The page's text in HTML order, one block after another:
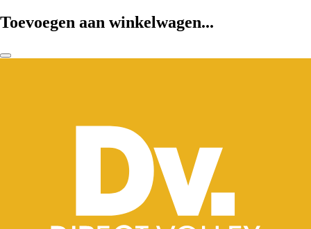
Toevoegen aan winkelwagen...